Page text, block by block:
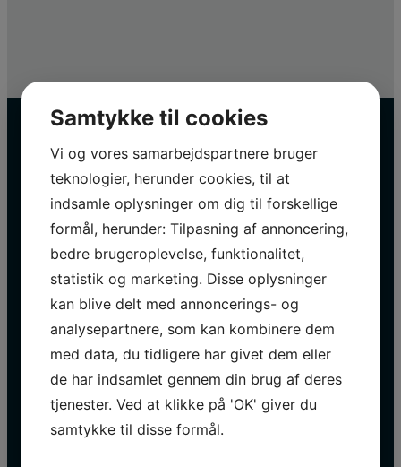
Svane Shipping A/S
på de sociale medier
Hos Svane Shipping A/S opdaterer vi løbende
vores sociale medier med spændende
projekter og information.
Besøg os på Facebook​
Besøg os på LinkedIn
Samtykke til cookies
Vi og vores samarbejdspartnere bruger
teknologier, herunder cookies, til at
indsamle oplysninger om dig til forskellige
formål, herunder: Tilpasning af annoncering,
bedre brugeroplevelse, funktionalitet,
statistik og marketing. Disse oplysninger
kan blive delt med annoncerings- og
analysepartnere, som kan kombinere dem
med data, du tidligere har givet dem eller
de har indsamlet gennem din brug af deres
tjenester. Ved at klikke på 'OK' giver du
samtykke til disse formål.